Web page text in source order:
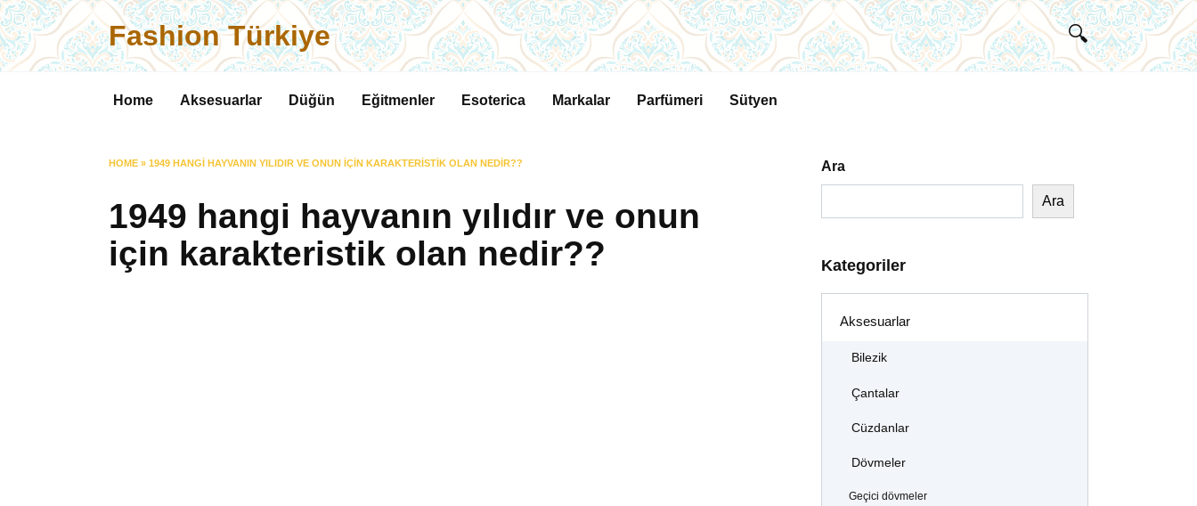
Skip
to
content
Fashion Türkiye
Home Aksesuarlar Düğün Eğitmenler Esoterica Markalar Parfümeri Sütyen
HOME » 1949 HANGI HAYVANIN YILIDIR VE ONUN IÇIN KARAKTERISTIK OLAN NEDIR??
1949 hangi hayvanın yılıdır ve onun
için karakteristik olan nedir??
Ara
Ara
Kategoriler
Aksesuarlar
Bilezik
Çantalar
Cüzdanlar
Dövmeler
Geçici dövmeler